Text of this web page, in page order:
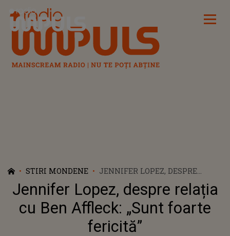
Radio Impuls
STIRI MONDENE
JENNIFER LOPEZ, DESPRE
RELAȚIA CU BEN AFFLECK:
„SUNT FOARTE FERICITĂ”
Jennifer Lopez, despre relația
cu Ben Affleck: „Sunt foarte
fericită”